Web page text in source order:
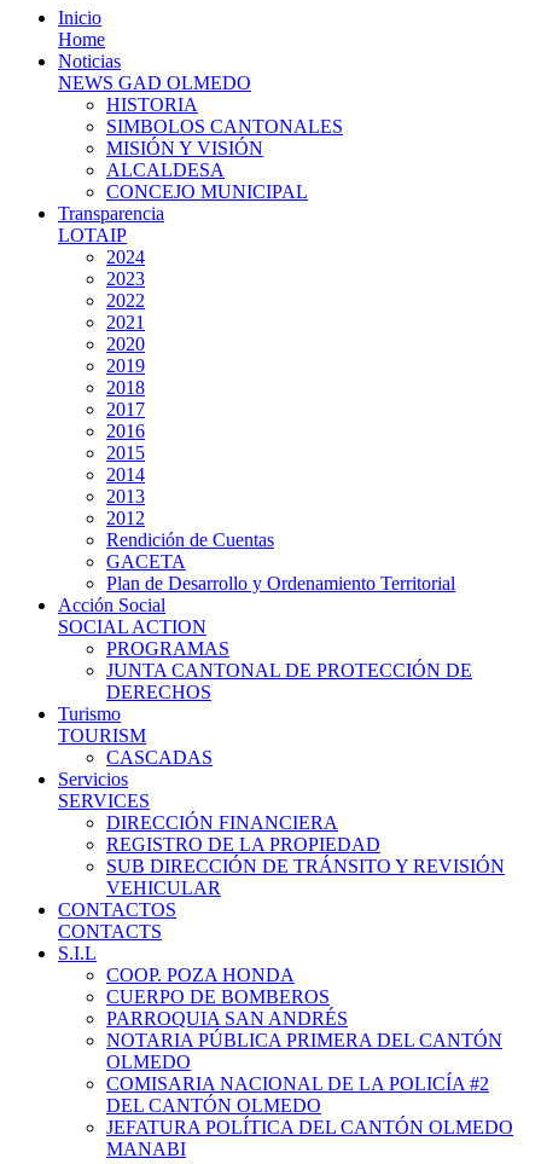
Inicio
Home
Noticias
NEWS GAD OLMEDO
HISTORIA
SIMBOLOS CANTONALES
MISIÓN Y VISIÓN
ALCALDESA
CONCEJO MUNICIPAL
Transparencia
LOTAIP
2024
2023
2022
2021
2020
2019
2018
2017
2016
2015
2014
2013
2012
Rendición de Cuentas
GACETA
Plan de Desarrollo y Ordenamiento Territorial
Acción Social
SOCIAL ACTION
PROGRAMAS
JUNTA CANTONAL DE PROTECCIÓN DE
DERECHOS
Turismo
TOURISM
CASCADAS
Servicios
SERVICES
DIRECCIÓN FINANCIERA
REGISTRO DE LA PROPIEDAD
SUB DIRECCIÓN DE TRÁNSITO Y REVISIÓN
VEHICULAR
CONTACTOS
CONTACTS
S.I.L
COOP. POZA HONDA
CUERPO DE BOMBEROS
PARROQUIA SAN ANDRÉS
NOTARIA PÚBLICA PRIMERA DEL CANTÓN
OLMEDO
COMISARIA NACIONAL DE LA POLICÍA #2
DEL CANTÓN OLMEDO
JEFATURA POLÍTICA DEL CANTÓN OLMEDO
MANABI